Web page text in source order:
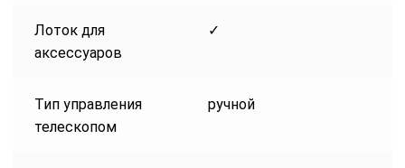
Лоток для
аксессуаров
✓
Тип управления
телескопом
ручной